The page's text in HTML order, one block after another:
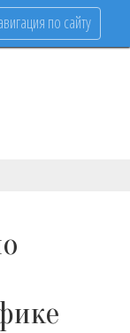
по сайту